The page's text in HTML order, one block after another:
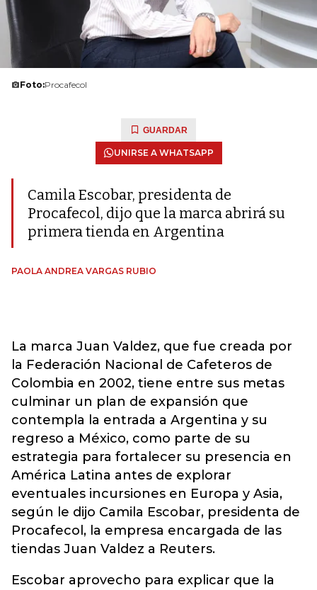
Foto:Procafecol
GUARDAR
UNIRSE A WHATSAPP
Camila Escobar, presidenta de
Procafecol, dijo que la marca abrirá su
primera tienda en Argentina
PAOLA ANDREA VARGAS RUBIO
La marca Juan Valdez, que fue creada por
la Federación Nacional de Cafeteros de
Colombia en 2002, tiene entre sus metas
culminar un plan de expansión que
contempla la entrada a Argentina y su
regreso a México, como parte de su
estrategia para fortalecer su presencia en
América Latina antes de explorar
eventuales incursiones en Europa y Asia,
según le dijo Camila Escobar, presidenta de
Procafecol, la empresa encargada de las
tiendas Juan Valdez a Reuters.
Escobar aprovecho para explicar que la